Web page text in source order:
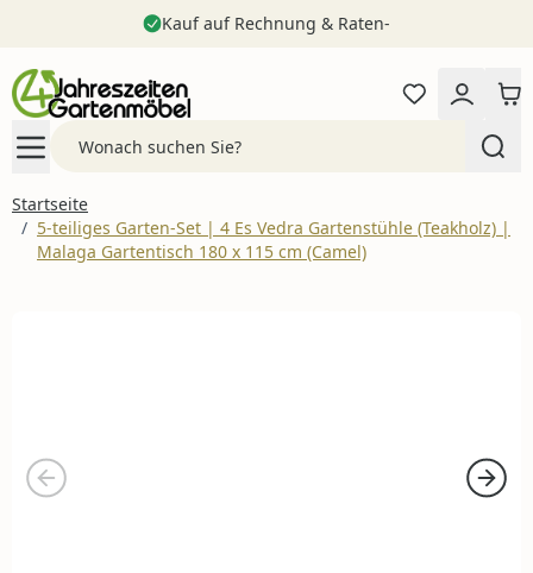
Kauf auf Rechnung & Raten-
Startseite
/ 5-teiliges Garten-Set | 4 Es Vedra Gartenstühle (Teakholz) |
Malaga Gartentisch 180 x 115 cm (Camel)